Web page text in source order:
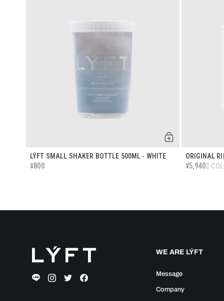
LÝFT SMALL SHAKER BOTTLE 500ML - WHITE
¥800
ORIGINAL
¥5,9402
WE ARE LÝFT
Message
Company